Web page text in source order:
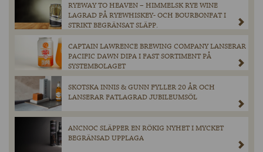
RYEWAY TO HEAVEN – HIMMELSK RYE WINE
LAGRAD PÅ RYEWHISKEY- OCH BOURBONFAT I
STRIKT BEGRÄNSAT SLÄPP.
CAPTAIN LAWRENCE BREWING COMPANY LANSERAR
PACIFIC DAWN DIPA I FAST SORTIMENT PÅ
SYSTEMBOLAGET
SKOTSKA INNIS & GUNN FYLLER 20 ÅR OCH
LANSERAR FATLAGRAD JUBILEUMSÖL
ANCNOC SLÄPPER EN RÖKIG NYHET I MYCKET
BEGRÄNSAD UPPLAGA